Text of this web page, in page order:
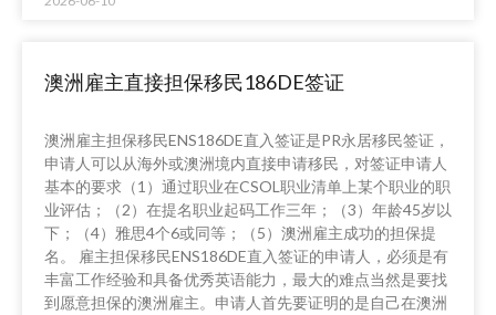
澳洲雇主直接担保移民186DE签证
澳洲雇主担保移民ENS186DE直入签证是PR永居移民签证，
申请人可以从海外或澳洲境内直接申请移民，对签证申请人
基本的要求（1）通过职业在CSOL职业清单上某个职业的职
业评估；（2）在提名职业起码工作三年；（3）年龄45岁以
下；（4）雅思4个6或同等；（5）澳洲雇主成功的担保提
名。 雇主担保移民ENS186DE直入签证的申请人，必须是有
丰富工作经验和具备优秀英语能力，最大的难点当然是要找
到愿意担保的澳洲雇主。申请人首先要证明的是自己在澳洲